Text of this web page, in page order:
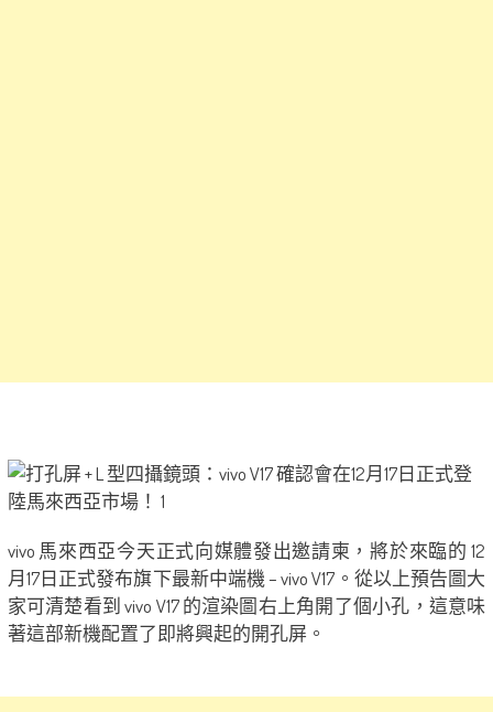
vivo 馬來西亞今天正式向媒體發出邀請柬，將於來臨的 12
月17日正式發布旗下最新中端機 – vivo V17。從以上預告圖大
家可清楚看到 vivo V17 的渲染圖右上角開了個小孔，這意味
著這部新機配置了即將興起的開孔屏。